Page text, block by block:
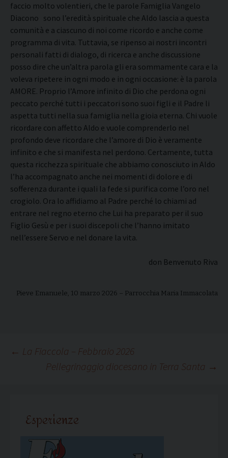
faccio molto volentieri, che le parole Famiglia Vangelo
Diacono sono l’eredità spirituale che Aldo lascia a questa
comunità e a ciascuno di noi come ricordo e anche come
programma di vita. Tuttavia, se ripenso ai nostri incontri
personali fatti di dialogo, di ricerca e anche discussione
posso dire che un’altra parola gli era sommamente cara e la
voleva ripetere in ogni modo e in ogni occasione: è la parola
AMORE. Proprio l’Amore infinito di Dio che perdona ogni
peccato perché tutti i peccatori sono suoi figli e il Padre li
aspetta tutti nella sua famiglia nella gioia eterna. Chi vuole
ricordare con affetto Aldo e vuole comprenderlo nel
profondo deve ricordare che l’amore di Dio è veramente
infinito e che si manifesta nel perdono. Certamente, tutta
questa ricchezza spirituale che abbiamo conosciuto in Aldo
l’ha accompagnato anche nei momenti di dolore e di
sofferenza durante i quali la fede si purifica come l’oro nel
crogiolo. Ora lo affidiamo al Padre perché lo chiami ad
entrare nel regno eterno che Lui ha preparato per il suo
Figlio Gesù e per i suoi discepoli che l’hanno imitato
nell’essere Servo e nel donare la vita.
don Benvenuto Riva
Pieve Emanuele, 10 marzo 2026 – Parrocchia Maria Immacolata
Navigazione
← La Fiaccola – Febbraio 2026
Pellegrinaggio diocesano in Terra Santa →
Esperienze